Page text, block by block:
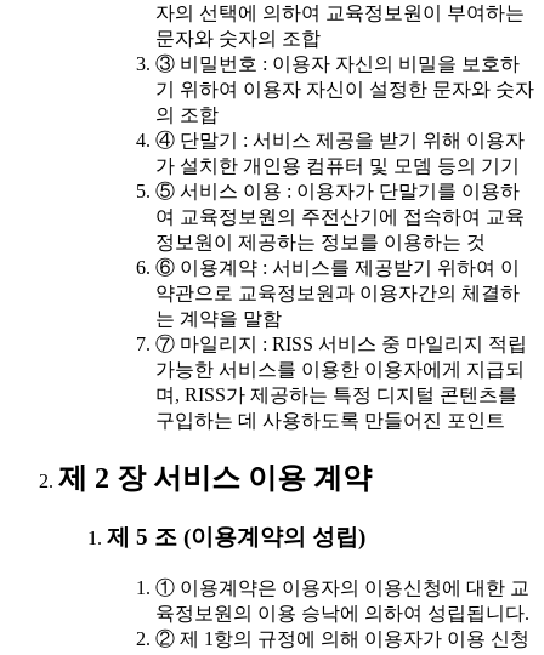
자의 선택에 의하여 교육정보원이 부여하는
문자와 숫자의 조합
③ 비밀번호 : 이용자 자신의 비밀을 보호하
기 위하여 이용자 자신이 설정한 문자와 숫자
의 조합
④ 단말기 : 서비스 제공을 받기 위해 이용자
가 설치한 개인용 컴퓨터 및 모뎀 등의 기기
⑤ 서비스 이용 : 이용자가 단말기를 이용하
여 교육정보원의 주전산기에 접속하여 교육
정보원이 제공하는 정보를 이용하는 것
⑥ 이용계약 : 서비스를 제공받기 위하여 이
약관으로 교육정보원과 이용자간의 체결하
는 계약을 말함
⑦ 마일리지 : RISS 서비스 중 마일리지 적립
가능한 서비스를 이용한 이용자에게 지급되
며, RISS가 제공하는 특정 디지털 콘텐츠를
구입하는 데 사용하도록 만들어진 포인트
제 2 장 서비스 이용 계약
제 5 조 (이용계약의 성립)
① 이용계약은 이용자의 이용신청에 대한 교
육정보원의 이용 승낙에 의하여 성립됩니다.
② 제 1항의 규정에 의해 이용자가 이용 신청